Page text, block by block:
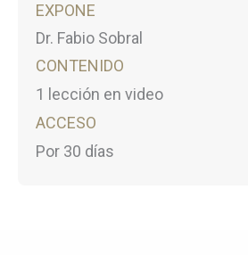
EXPONE
Dr. Fabio Sobral
CONTENIDO
1 lección en video
ACCESO
Por 30 días